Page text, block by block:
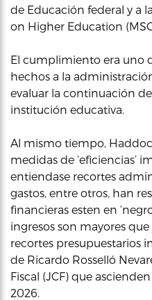
de Educación federal y a
on Higher Education
El cumplimiento era uno
hechos a la
evaluar la continuación
institución educativa.
Al mismo tiempo,
medidas de ‘eficiencias’
entiendase recortes
gastos, entre otros, han
financieras esten en
ingresos son mayores que
recortes presupuestarios
de Ricardo Rosselló
Fiscal (JCF) que
2026.